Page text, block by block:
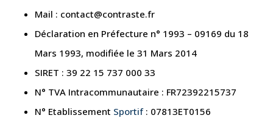
Mail : contact@contraste.fr
Déclaration en Préfecture n° 1993 – 09169 du 18
Mars 1993, modifiée le 31 Mars 2014
SIRET : 39 22 15 737 000 33
N° TVA Intracommunautaire : FR72392215737
N° Etablissement Sportif: 07813ET0156